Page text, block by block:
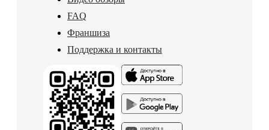
FAQ
Франшиза
Поддержка и контакты